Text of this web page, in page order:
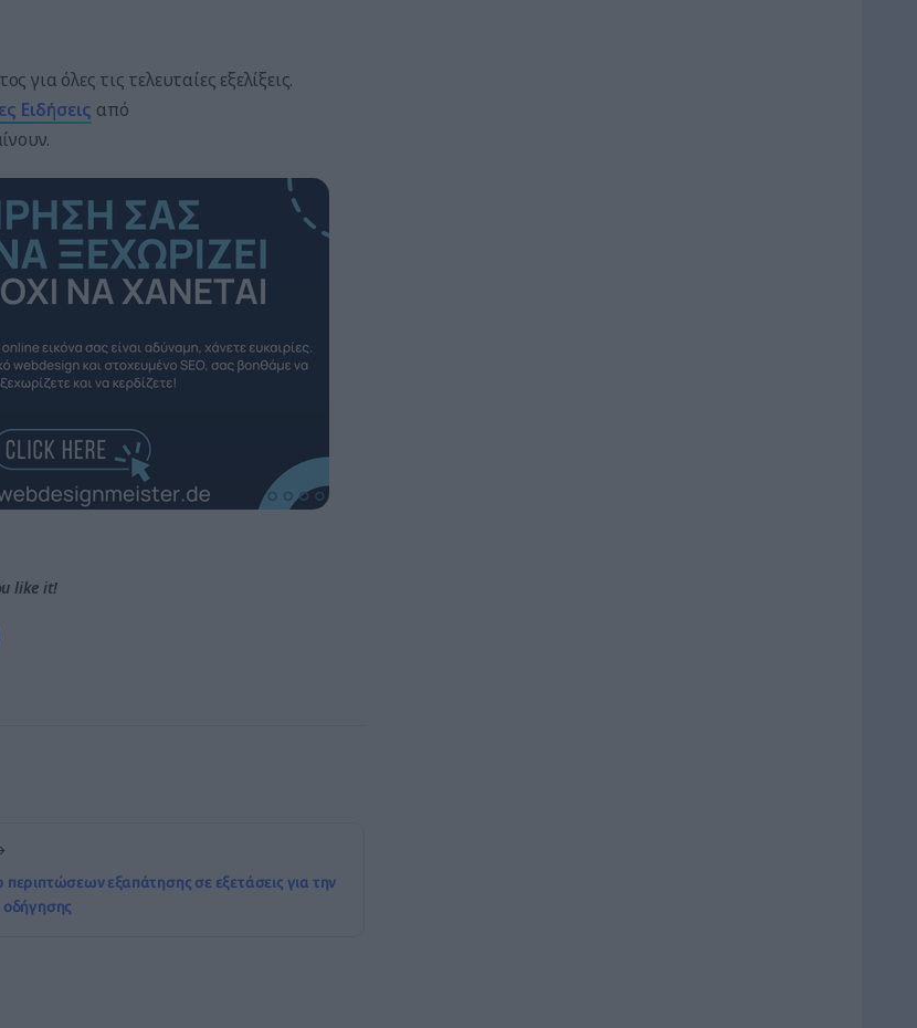
για όλες τις τελευταίες εξελίξεις.
Ειδήσεις από
like it!
περιπτώσεων εξαπάτησης σε εξετάσεις για την
οδήγησης